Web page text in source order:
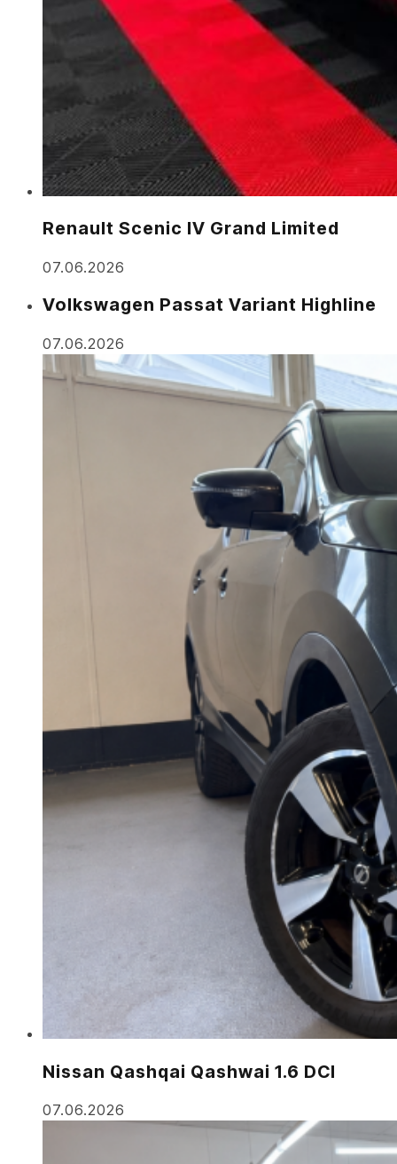
Renault Scenic IV Grand Limited
07.06.2026
Volkswagen Passat Variant Highline
07.06.2026
Nissan Qashqai Qashwai 1.6 DCI
07.06.2026